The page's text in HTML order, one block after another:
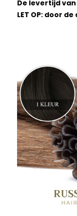
De levertijd
LET OP: door